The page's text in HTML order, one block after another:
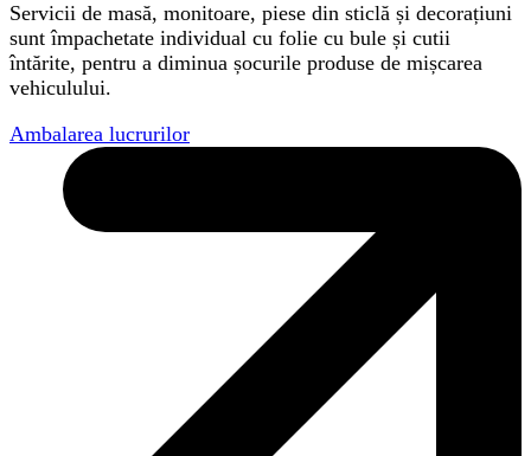
Servicii de masă, monitoare, piese din sticlă și decorațiuni
sunt împachetate individual cu folie cu bule și cutii
întărite, pentru a diminua șocurile produse de mișcarea
vehiculului.
Ambalarea lucrurilor